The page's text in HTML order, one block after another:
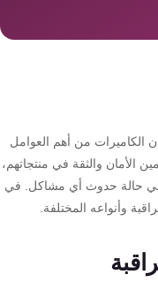
من أهم العوامل
والثقة في منتجاتهم،
حالة حدوث أي مشاكل. في
وأنواعه المختلفة.